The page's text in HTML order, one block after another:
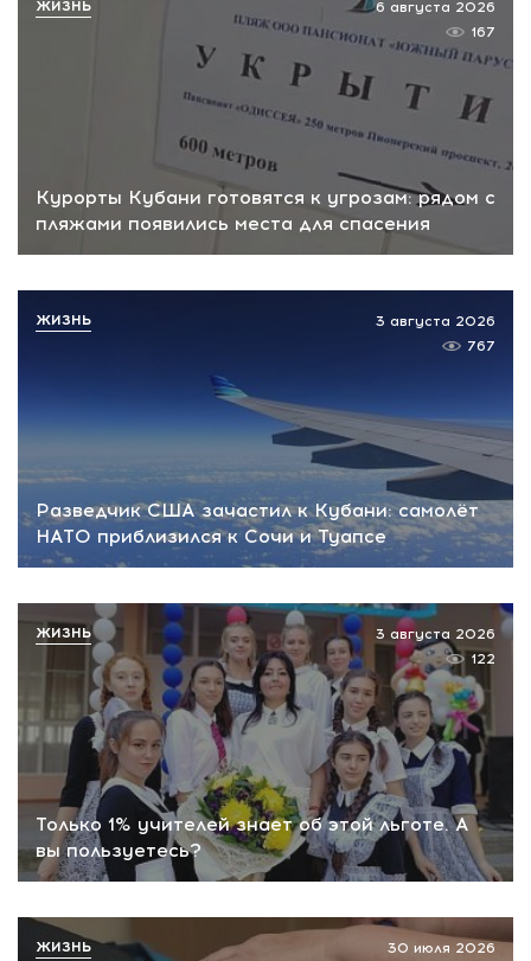
Курорты Кубани готовятся к угрозам: рядом с
пляжами появились места для спасения
6 августа 2026
167
ЖИЗНЬ
Разведчик США зачастил к Кубани: самолёт
НАТО приблизился к Сочи и Туапсе
3 августа 2026
767
ЖИЗНЬ
Только 1% учителей знает об этой льготе. А
вы пользуетесь?
3 августа 2026
122
ЖИЗНЬ
30 июля 2026
ЖИЗНЬ